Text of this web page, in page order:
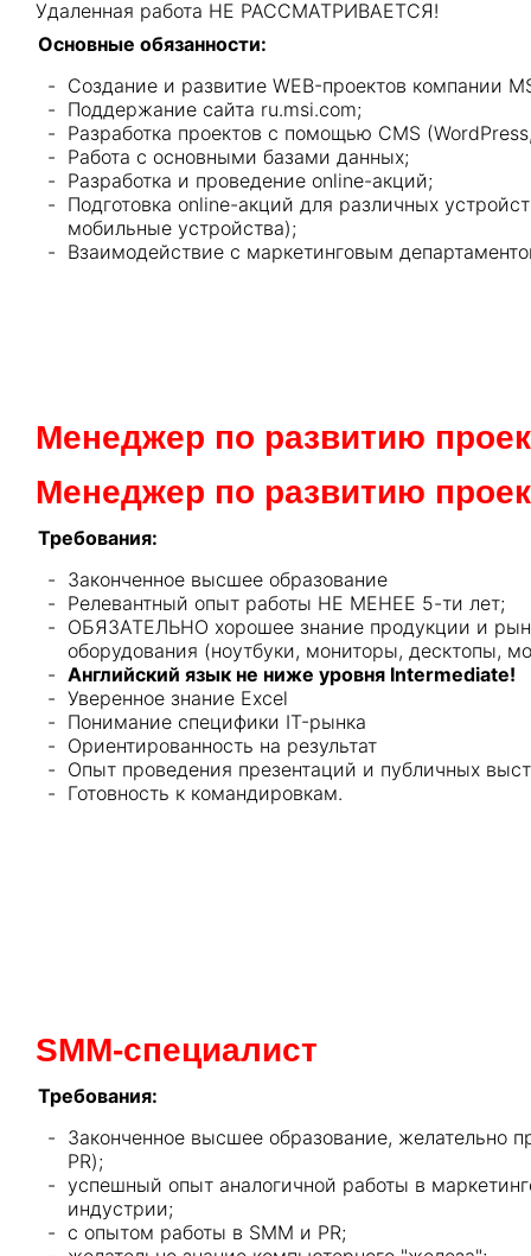
Удаленная работа НЕ РАССМАТРИВАЕТСЯ!
Основные обязанности:
Создание и развитие WEB-проектов компании
Поддержание сайта ru.msi.com;
Разработка проектов с помощью CMS
Работа с основными базами данных;
Разработка и проведение online-акций;
Подготовка online-акций для различных
мобильные устройства);
Взаимодействие с маркетинговым
Менеджер по развитию
Менеджер по развитию
Требования:
Законченное высшее образование
Релевантный опыт работы НЕ МЕНЕЕ 5-ти лет;
ОБЯЗАТЕЛЬНО хорошее знание продукции и
оборудования (ноутбуки, мониторы, десктопы,
Английский язык не ниже уровня Intermediate!
Уверенное знание Excel
Понимание специфики IT-рынка
Ориентированность на результат
Опыт проведения презентаций и публичных
Готовность к командировкам.
SMM-cпециалист
Требования:
Законченное высшее образование, желательно
PR);
успешный опыт аналогичной работы в
индустрии;
c опытом работы в SMM и PR;